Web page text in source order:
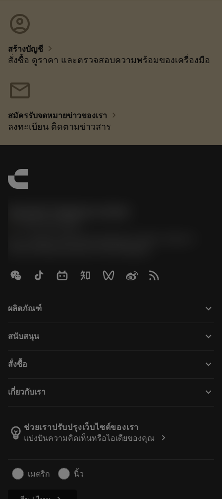
account_circle
สร้างบัญชี chevron_right
สั่งซื้อ ดูราคา และตรวจสอบความพร้อมของเครื่องมือ
mail
สมัครรับจดหมายข่าวของเรา chevron_right
ลงทะเบียน ติดตามข่าวสาร
ผลิตภัณฑ์ keyboard_arrow_down
All software
การรีไซเคิล
Tailor Made
สนับสนุน keyboard_arrow_down
Distributors and specialists
Guides and tutorials
สั่งซื้อ keyboard_arrow_down
Order
Track your order
Make a quotation
เกี่ยวกับเรา keyboard_arrow_down
Manufacturing wellness
Career
บทความ
For press
emoji_objects ช่วยเราปรับปรุงเว็บไซต์ของเรา
แบ่งปันความคิดเห็นหรือไอเดียของคุณ
chevron_right
เมตริก นิ้ว